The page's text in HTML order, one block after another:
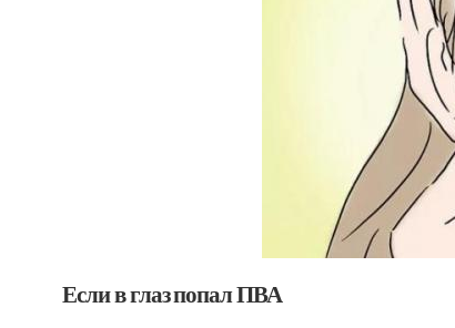
Если в глаз попал ПВА